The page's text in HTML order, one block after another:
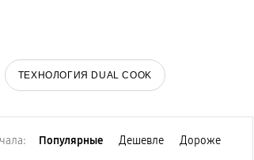
ТЕХНОЛОГИЯ DUAL COOK
Популярные Дешевле Дороже